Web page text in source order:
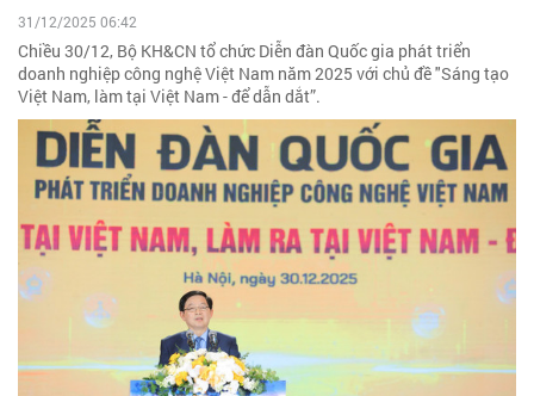
31/12/2025 06:42
Chiều 30/12, Bộ KH&CN tổ chức Diễn đàn Quốc gia phát triển
doanh nghiệp công nghệ Việt Nam năm 2025 với chủ đề "Sáng tạo
Việt Nam, làm tại Việt Nam - để dẫn dắt”.